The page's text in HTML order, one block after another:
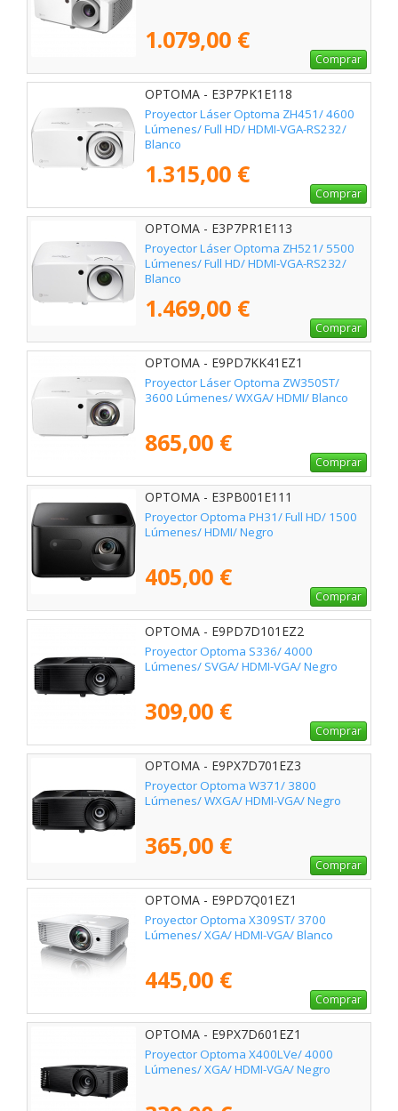
1.079,00 €
Comprar
OPTOMA - E3P7PK1E118
Proyector Láser Optoma ZH451/ 4600
Lúmenes/ Full HD/ HDMI-VGA-RS232/
Blanco
1.315,00 €
Comprar
OPTOMA - E3P7PR1E113
Proyector Láser Optoma ZH521/ 5500
Lúmenes/ Full HD/ HDMI-VGA-RS232/
Blanco
1.469,00 €
Comprar
OPTOMA - E9PD7KK41EZ1
Proyector Láser Optoma ZW350ST/
3600 Lúmenes/ WXGA/ HDMI/ Blanco
865,00 €
Comprar
OPTOMA - E3PB001E111
Proyector Optoma PH31/ Full HD/ 1500
Lúmenes/ HDMI/ Negro
405,00 €
Comprar
OPTOMA - E9PD7D101EZ2
Proyector Optoma S336/ 4000
Lúmenes/ SVGA/ HDMI-VGA/ Negro
309,00 €
Comprar
OPTOMA - E9PX7D701EZ3
Proyector Optoma W371/ 3800
Lúmenes/ WXGA/ HDMI-VGA/ Negro
365,00 €
Comprar
OPTOMA - E9PD7Q01EZ1
Proyector Optoma X309ST/ 3700
Lúmenes/ XGA/ HDMI-VGA/ Blanco
445,00 €
Comprar
OPTOMA - E9PX7D601EZ1
Proyector Optoma X400LVe/ 4000
Lúmenes/ XGA/ HDMI-VGA/ Negro